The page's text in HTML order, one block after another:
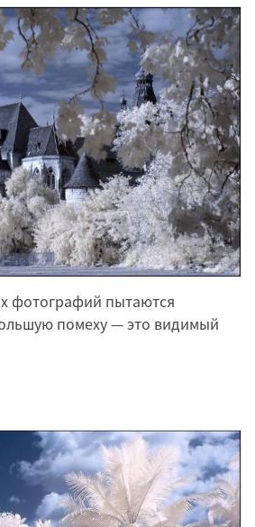
фотографий пытаются
помеху — это видимый